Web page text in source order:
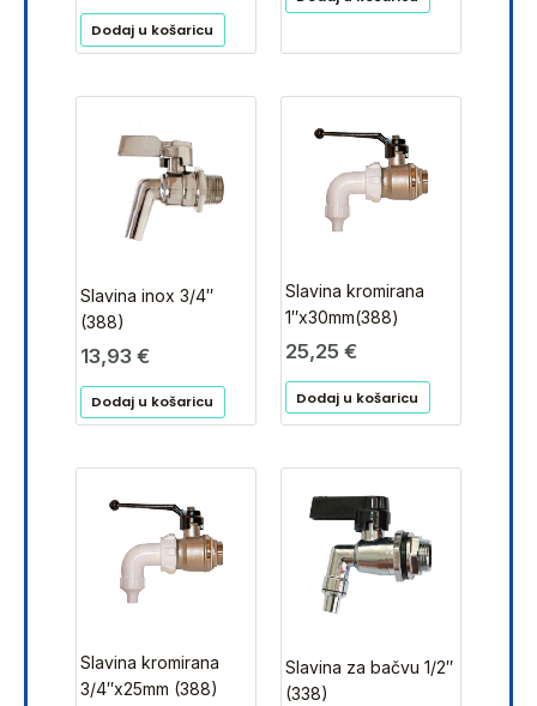
Dodaj u košaricu
Slavina inox 3/4″
(388)
13,93 €
Dodaj u košaricu
Slavina kromirana
1″x30mm(388)
25,25 €
Dodaj u košaricu
Slavina kromirana
3/4″x25mm (388)
Slavina za bačvu 1/2″
(338)